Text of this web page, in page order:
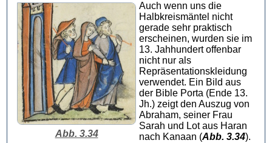
Abb. 3.34
Auch wenn uns die
Halbkreismäntel nicht
gerade sehr praktisch
erscheinen, wurden sie im
13. Jahhundert offenbar
nicht nur als
Repräsentationskleidung
verwendet. Ein Bild aus
der Bible Porta (Ende 13.
Jh.) zeigt den Auszug von
Abraham, seiner Frau
Sarah und Lot aus Haran
nach Kanaan (Abb. 3.34).